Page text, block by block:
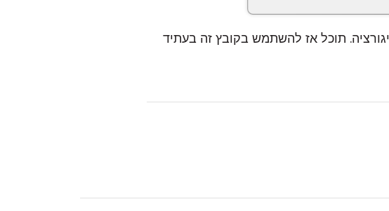
תוכל אז להשתמש בקובץ זה בעתיד